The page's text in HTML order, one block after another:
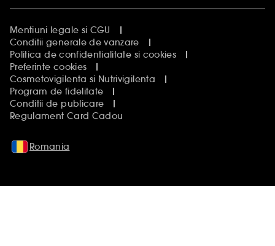
Mentiuni legale si CGU
Conditii generale de vanzare
Politica de confidentialitate si cookies
Preferinte cookies
Cosmetovigilenta si Nutrivigilenta
Program de fidelitate
Conditii de publicare
Regulament Card Cadou
Romania